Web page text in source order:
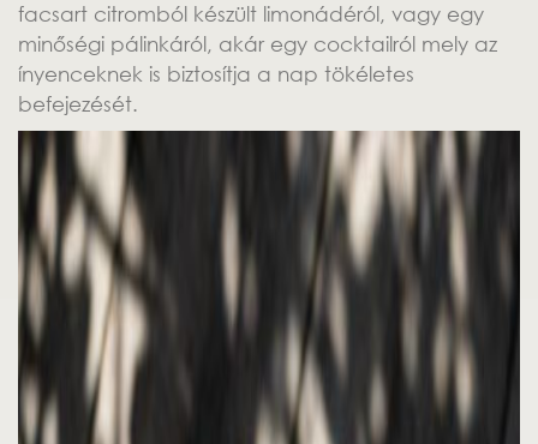
facsart citromból készült limonádéról, vagy egy
minőségi pálinkáról, akár egy cocktailról mely az
ínyenceknek is biztosítja a nap tökéletes
befejezését.